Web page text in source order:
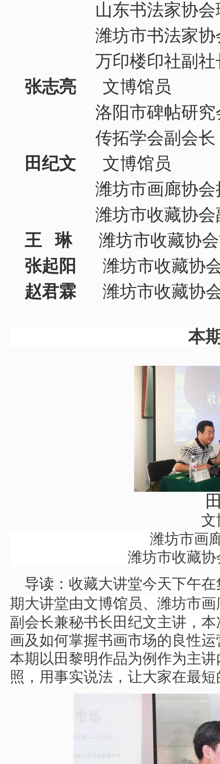
山东书法家协会
潍坊市书法家协
万印楼印社副社
张志亮 文博馆员
洛阳市碑帖研究
传拓学会副会长
田纪文
文博馆员
潍坊市画廊协会
潍坊市收藏协会副
王 琳潍坊市收藏协会
张起阳
潍坊市收藏协
赵君霖
潍坊市收藏协
本
文
潍坊市画
潍坊市收藏
导读： 收藏大讲堂今天下午
期大讲堂由文博馆员、潍坊市
副会长兼秘书长田纪文主讲， 本
画及如何掌握书画市场的良性
本期以田黎明作品为例作为主
照，用事实说法，让大家在最